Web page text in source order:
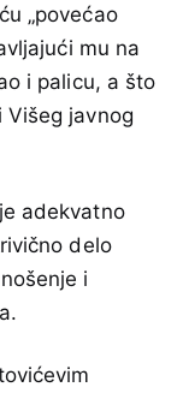
„povećao
mu na
i palicu, a što
Višeg javnog
adekvatno
delo
i